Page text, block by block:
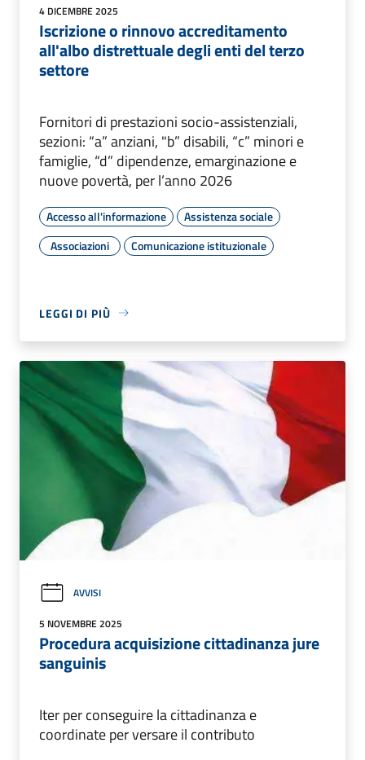
4 DICEMBRE 2025
Iscrizione o rinnovo accreditamento
all'albo distrettuale degli enti del terzo
settore
Fornitori di prestazioni socio-assistenziali,
sezioni: “a” anziani, "b” disabili, “c” minori e
famiglie, “d” dipendenze, emarginazione e
nuove povertà, per l’anno 2026
Accesso all'informazione
Assistenza sociale
Associazioni
Comunicazione istituzionale
LEGGI DI PIÙ
AVVISI
5 NOVEMBRE 2025
Procedura acquisizione cittadinanza jure
sanguinis
Iter per conseguire la cittadinanza e
coordinate per versare il contributo